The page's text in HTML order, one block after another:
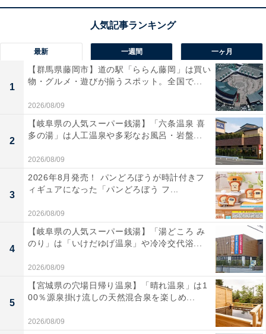
ユーザーからは「軽くて耳が疲れない！」「ノイキャン
出しにくい」という声も。音楽に没頭したい人や、軽さ
と長持ちバッテリーを両立したい人は、購入を検討して
みてもよいかもしれません。
あわせて読みたい
【Amazonお買い得情報】JBL「Bluetooth
スピーカー」が特別価格で登場中【5月26
最新 一週間 一ヶ月
1
【群馬県藤岡市】道の駅「ららん藤岡」は買い
物・グルメ・遊びが揃うスポット。全国で...
2026/08/09
2
【岐阜県の人気スーパー銭湯】「六条温泉 喜
多の湯」は人工温泉や多彩なお風呂・岩盤...
2026/08/09
3
2026年8月発売！ パンどろぼうが時計付きフ
ィギュアになった「パンどろぼう フ...
2026/08/09
4
【岐阜県の人気スーパー銭湯】「湯どころ み
のり」は「いけだゆげ温泉」や冷冷交代浴...
2026/08/09
5
【宮城県の穴場日帰り温泉】「晴れ温泉」は1
00％源泉掛け流しの天然混合泉を楽しめ...
2026/08/09